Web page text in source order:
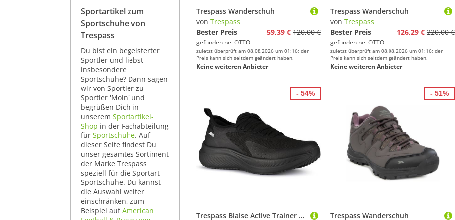
Sportartikel zum
Sportschuhe von
Trespass
Du bist ein begeisterter
Sportler und liebst
insbesondere
Sportschuhe? Dann sagen
wir von Sportler zu
Sportler 'Moin' und
begrüßen Dich in
unserem Sportartikel-
Shop in der Fachabteilung
für Sportschuhe. Auf
dieser Seite findest Du
unser gesamtes Sortiment
der Marke Trespass
speziell für die Sportart
Sportschuhe. Du kannst
die Auswahl weiter
einschränken, zum
Beispiel aufAmerican
Trespass Wanderschuh
von Trespass
Bester Preis
59,39 € 120,00 €
gefunden bei OTTO
zuletzt überprüft am 08.08.2026 um 01:16; der
Preis kann sich seitdem geändert haben.
Keine weiteren Anbieter
Trespass Wanderschuh
von Trespass
Bester Preis
126,29 € 220,00 €
gefunden bei OTTO
zuletzt überprüft am 08.08.2026 um 01:16; der
Preis kann sich seitdem geändert haben.
Keine weiteren Anbieter
Trespass Blaise Active Trainer Sneaker
- 54%
Trespass Wanderschuh
- 51%